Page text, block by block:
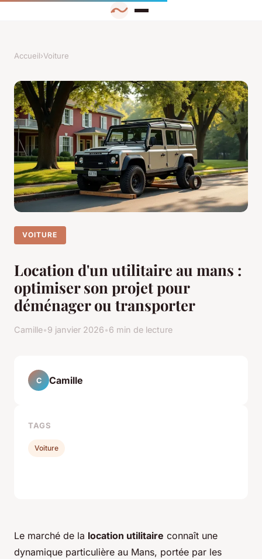
Accueil›Voiture
VOITURE
Location d'un utilitaire au mans :
optimiser son projet pour
déménager ou transporter
Camille•9 janvier 2026•6 min de lecture
Le marché de la location utilitaire connaît une
dynamique particulière au Mans, portée par les
C Camille
TAGS
Voiture